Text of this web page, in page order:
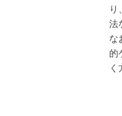
り
法
な
的
く